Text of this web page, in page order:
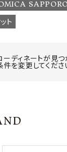
ト
ディネートが見つ
件を変更してくださ